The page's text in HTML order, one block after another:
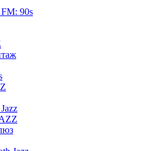
90s